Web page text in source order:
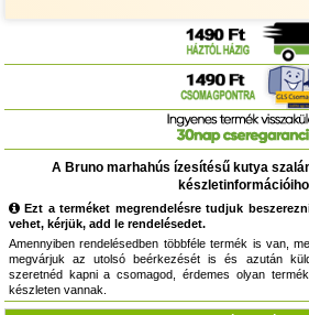
A Bruno marhahús ízesítésű kutya
Ezt a terméket megrendelésre tudjuk
vehet, kérjük, add le rendelésedet.
Amennyiben rendelésedben többféle termék is van,
megvárjuk az utolsó beérkezését is és azután
szeretnéd kapni a csomagod, érdemes olyan
készleten vannak.